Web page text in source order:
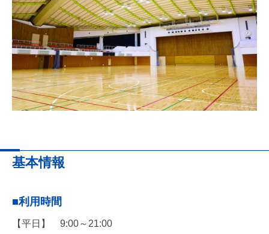
基本情報
■利用時間
【平日】 9:00～21:00